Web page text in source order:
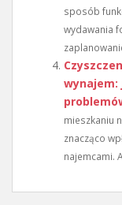
sposób
wydawania
wynajem:
mieszkaniu
znacząco
najemcami.